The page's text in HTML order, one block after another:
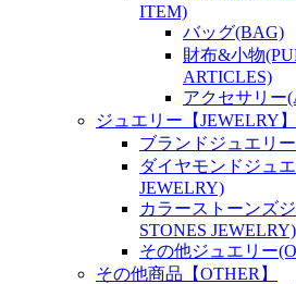
ITEM)
バッグ(BAG)
財布&小物
ARTICLES)
アクセサリー
ジュエリー【JEWELRY】
ブランドジュエリ
ダイヤモンドジュ
JEWELRY)
カラーストーンズ
STONES JEWELRY)
その他ジュエリー
その他商品【OTHER】